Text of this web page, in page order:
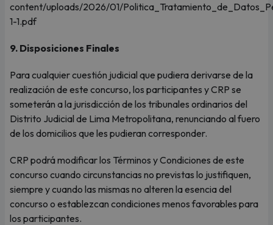
content/uploads/2026/01/
1-1.pdf
9. Disposiciones Finales
Para cualquier cuestión judicial que pudiera derivarse de la
realización de este concurso, los participantes y CRP se
someterán a la jurisdicción de los tribunales ordinarios del
Distrito Judicial de Lima Metropolitana, renunciando al fuero
de los domicilios que les pudieran corresponder.
CRP podrá modificar los Términos y Condiciones de este
concurso cuando circunstancias no previstas lo justifiquen,
siempre y cuando las mismas no alteren la esencia del
concurso o establezcan condiciones menos favorables para
los participantes.